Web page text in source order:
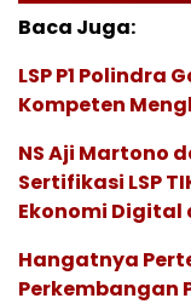
Baca Juga:
LSP P1 Polindra
Kompeten
NS Aji Martono
Sertifikasi LSP
Ekonomi Digital
Hangatnya
Perkembangan